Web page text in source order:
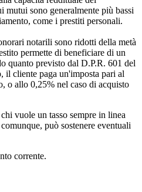
mutui sono generalmente più bassi
come i prestiti personali.
notarili sono ridotti della metà
permette di beneficiare di un
quanto previsto dal D.P.R. 601 del
cliente paga un'imposta pari al
o allo 0,25% nel caso di acquisto
vuole un tasso sempre in linea
può sostenere eventuali
corrente.